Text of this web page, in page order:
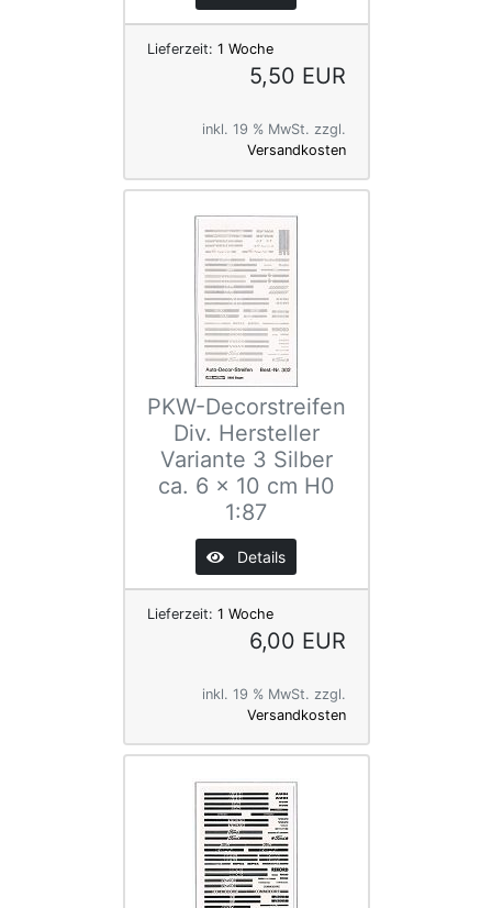
Lieferzeit: 1 Woche
5,50 EUR
inkl. 19 % MwSt. zzgl.
Versandkosten
PKW-Decorstreifen
Div. Hersteller
Variante 3 Silber
ca. 6 x 10 cm H0
1:87
Details
Lieferzeit: 1 Woche
6,00 EUR
inkl. 19 % MwSt. zzgl.
Versandkosten